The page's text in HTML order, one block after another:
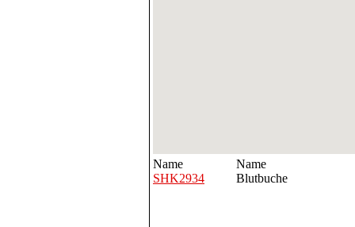
Name
Name
SHK2934
Blutbuche